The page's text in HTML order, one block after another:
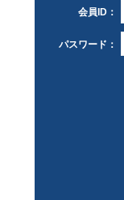
会員ID：
パスワード：